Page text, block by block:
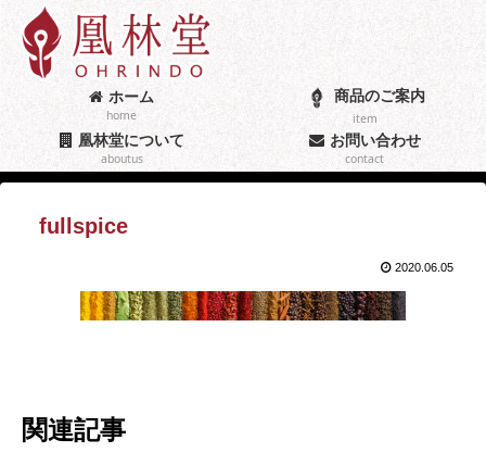
ホーム
home
商品のご案内
item
凰林堂について
aboutus
お問い合わせ
contact
fullspice
2020.06.05
関連記事